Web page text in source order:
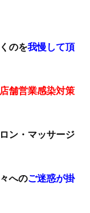
のを我慢して頂
店舗営業感染対策
ン・マッサージ
へのご迷惑が掛